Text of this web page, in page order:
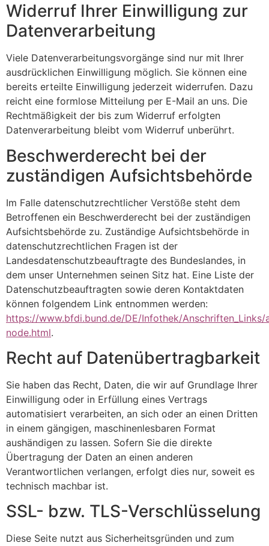
Widerruf Ihrer Einwilligung zur
Datenverarbeitung
Viele Datenverarbeitungsvorgänge sind nur mit Ihrer
ausdrücklichen Einwilligung möglich. Sie können eine
bereits erteilte Einwilligung jederzeit widerrufen. Dazu
reicht eine formlose Mitteilung per E-Mail an uns. Die
Rechtmäßigkeit der bis zum Widerruf erfolgten
Datenverarbeitung bleibt vom Widerruf unberührt.
Beschwerderecht bei der
zuständigen Aufsichtsbehörde
Im Falle datenschutzrechtlicher Verstöße steht dem
Betroffenen ein Beschwerderecht bei der zuständigen
Aufsichtsbehörde zu. Zuständige Aufsichtsbehörde in
datenschutzrechtlichen Fragen ist der
Landesdatenschutzbeauftragte des Bundeslandes, in
dem unser Unternehmen seinen Sitz hat. Eine Liste der
Datenschutzbeauftragten sowie deren Kontaktdaten
können folgendem Link entnommen werden:
https://www.bfdi.bund.de/DE/Infothek/Anschriften_Links/
node.html.
Recht auf Datenübertragbarkeit
Sie haben das Recht, Daten, die wir auf Grundlage Ihrer
Einwilligung oder in Erfüllung eines Vertrags
automatisiert verarbeiten, an sich oder an einen Dritten
in einem gängigen, maschinenlesbaren Format
aushändigen zu lassen. Sofern Sie die direkte
Übertragung der Daten an einen anderen
Verantwortlichen verlangen, erfolgt dies nur, soweit es
technisch machbar ist.
SSL- bzw. TLS-Verschlüsselung
Diese Seite nutzt aus Sicherheitsgründen und zum